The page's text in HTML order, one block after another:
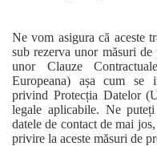
Ne vom asigura că aceste
sub rezerva unor măsuri
unor Clauze
Europeana) așa cum se
privind Protecția Datelor
legale aplicabile. Ne
datele de contact de mai
privire la aceste măsuri de